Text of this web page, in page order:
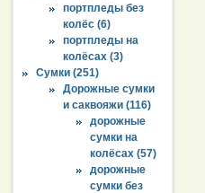
портпледы без
колёс (6)
портпледы на
колёсах (3)
Сумки (251)
Дорожные сумки
и саквояжи (116)
дорожные
сумки на
колёсах (57)
дорожные
сумки без